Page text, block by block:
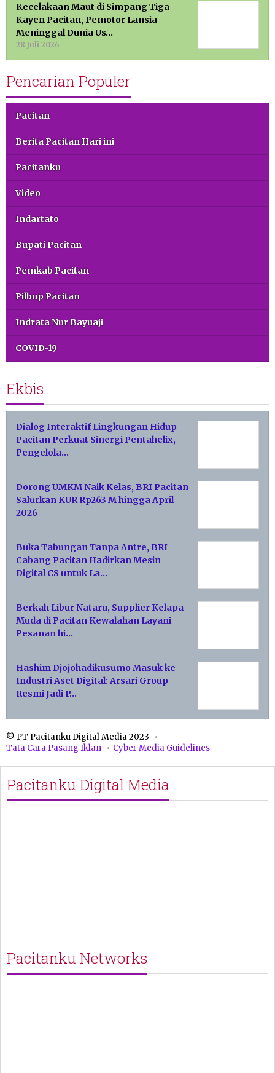
Kecelakaan Maut di Simpang Tiga
Kayen Pacitan, Pemotor Lansia
Meninggal Dunia Us…
28 Juli 2026
Pencarian Populer
Pacitan
Berita Pacitan Hari ini
Pacitanku
Video
Indartato
Bupati Pacitan
Pemkab Pacitan
Pilbup Pacitan
Indrata Nur Bayuaji
COVID-19
Ekbis
Dialog Interaktif Lingkungan Hidup
Pacitan Perkuat Sinergi Pentahelix,
Pengelola…
Dorong UMKM Naik Kelas, BRI Pacitan
Salurkan KUR Rp263 M hingga April
2026
Buka Tabungan Tanpa Antre, BRI
Cabang Pacitan Hadirkan Mesin
Digital CS untuk La…
Berkah Libur Nataru, Supplier Kelapa
Muda di Pacitan Kewalahan Layani
Pesanan hi…
Hashim Djojohadikusumo Masuk ke
Industri Aset Digital: Arsari Group
Resmi Jadi P…
© PT Pacitanku Digital Media 2023
Tata Cara Pasang Iklan
Cyber Media Guidelines
Pacitanku Digital Media
Pacitanku Networks